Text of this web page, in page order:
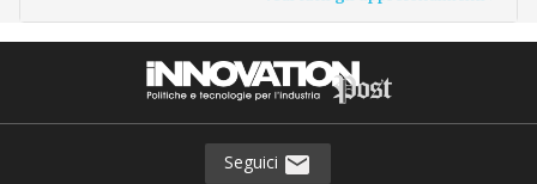
Seguici